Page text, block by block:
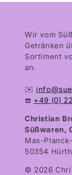
Wir vom
Getränken
Sortiment
an.
✉️
☎️ +49 (0)
Christian
Süßwaren,
Max-
50354 Hürth
© 2026